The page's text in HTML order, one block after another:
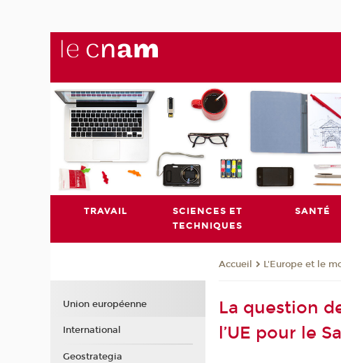
TRAVAIL
SCIENCES ET
TECHNIQUES
SANTÉ
Accueil L'Europe et le
La question
l’UE pour le
Union européenne
International
Geostrategia